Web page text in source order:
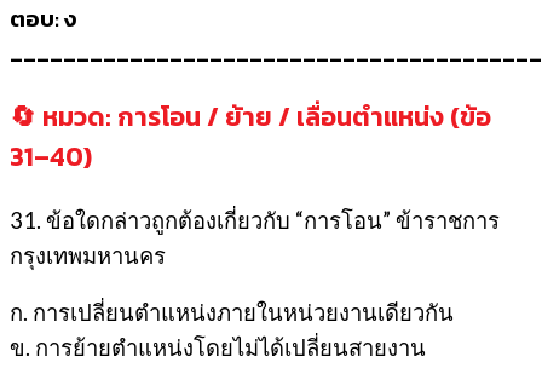
ตอบ: ง
________________________________________
🔄 หมวด: การโอน / ย้าย / เลื่อนตำแหน่ง (ข้อ
31–40)
31. ข้อใดกล่าวถูกต้องเกี่ยวกับ “การโอน” ข้าราชการ
กรุงเทพมหานคร
ก. การเปลี่ยนตำแหน่งภายในหน่วยงานเดียวกัน
ข. การย้ายตำแหน่งโดยไม่ได้เปลี่ยนสายงาน